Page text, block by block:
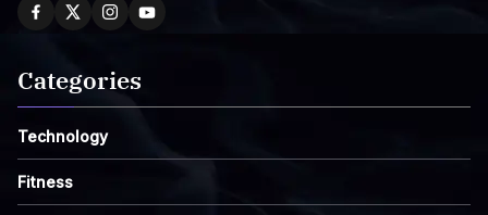
Categories
Technology
Fitness